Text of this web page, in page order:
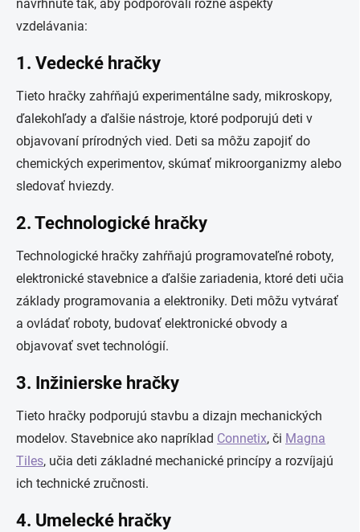
navrhnuté tak, aby podporovali rôzne aspekty
vzdelávania:
1. Vedecké hračky
Tieto hračky zahŕňajú experimentálne sady, mikroskopy,
ďalekohľady a ďalšie nástroje, ktoré podporujú deti v
objavovaní prírodných vied. Deti sa môžu zapojiť do
chemických experimentov, skúmať mikroorganizmy alebo
sledovať hviezdy.
2. Technologické hračky
Technologické hračky zahŕňajú programovateľné roboty,
elektronické stavebnice a ďalšie zariadenia, ktoré deti učia
základy programovania a elektroniky. Deti môžu vytvárať
a ovládať roboty, budovať elektronické obvody a
objavovať svet technológií.
3. Inžinierske hračky
Tieto hračky podporujú stavbu a dizajn mechanických
modelov. Stavebnice ako napríklad Connetix, či Magna
Tiles, učia deti základné mechanické princípy a rozvíjajú
ich technické zručnosti.
4. Umelecké hračky